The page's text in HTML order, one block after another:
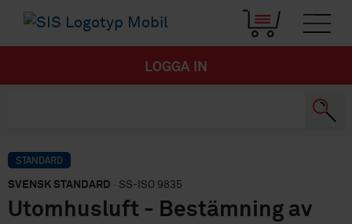
LOGGA IN
STANDARD
SVENSK STANDARD · SS-ISO 9835
Utomhusluft - Bestämning av